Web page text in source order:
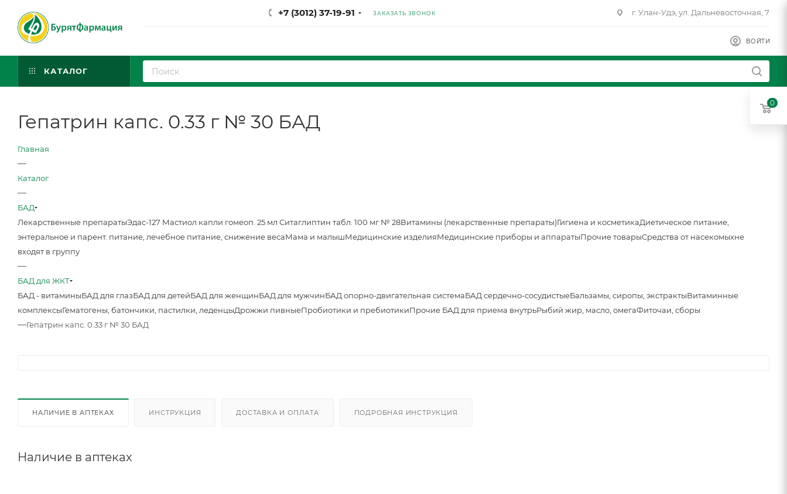
+7 (3012) 37-19-91 ЗАКАЗАТЬ ЗВОНОК г. Улан-Удэ, ул. Дальневосточная, 7
ВОЙТИ
КАТАЛОГ
Гепатрин капс. 0.33 г № 30 БАД
Главная
—
Каталог
—
БАД
Лекарственные препаратыЭдас-127 Мастиол капли гомеоп. 25 мл Ситаглиптин табл. 100 мг № 28Витамины (лекарственные препараты)Гигиена и косметикаДиетическое питание,
энтеральное и парент. питание, лечебное питание, снижение весаМама и малышМедицинские изделияМедицинские приборы и аппаратыПрочие товарыСредства от насекомыхне
входят в группу
—
БАД для ЖКТ
БАД - витаминыБАД для глазБАД для детейБАД для женщинБАД для мужчинБАД опорно-двигательная системаБАД сердечно-сосудистыеБальзамы, сиропы, экстрактыВитаминные
комплексыГематогены, батончики, пастилки, леденцыДрожжи пивныеПробиотики и пребиотикиПрочие БАД для приема внутрьРыбий жир, масло, омегаФиточаи, сборы
—Гепатрин капс. 0.33 г № 30 БАД
НАЛИЧИЕ В АПТЕКАХ ИНСТРУКЦИЯ ДОСТАВКА И ОПЛАТА ПОДРОБНАЯ ИНСТРУКЦИЯ
Наличие в аптеках
0